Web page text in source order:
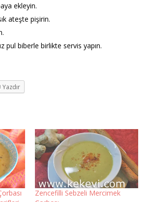
ekleyin.
ateşte pişirin.
pul biberle birlikte servis yapın.
Yazdır
Zencefilli Sebzeli Mercimek